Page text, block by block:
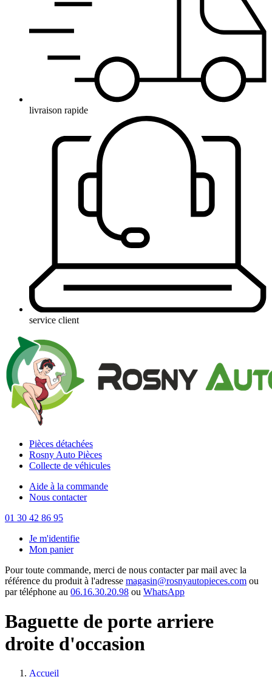
livraison rapide
service client
Pièces détachées
Rosny Auto Pièces
Collecte de véhicules
Aide à la commande
Nous contacter
01 30 42 86 95
Je m'identifie
Mon panier
Pour toute commande, merci de nous contacter par mail avec la
référence du produit à l'adresse magasin@rosnyautopieces.com ou
par téléphone au 06.16.30.20.98 ou WhatsApp
Baguette de porte arriere
droite d'occasion
Accueil